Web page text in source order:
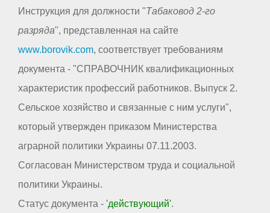
Инструкция для должности "Табаковод 2-го
разряда", представленная на сайте
www.borovik.com, соответствует требованиям
документа - "СПРАВОЧНИК квалификационных
характеристик профессий работников. Выпуск 2.
Сельское хозяйство и связанные с ним услуги",
который утвержден приказом Министерства
аграрной политики Украины 07.11.2003.
Согласован Министерством труда и социальной
политики Украины.
Статус документа - 'действующий'.